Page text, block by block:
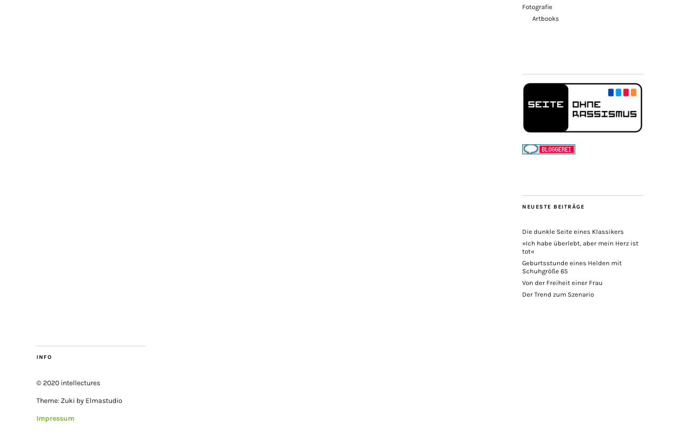
Fotografie
Artbooks
NEUESTE BEITRÄGE
Die dunkle Seite eines Klassikers
»Ich habe überlebt, aber mein Herz ist
tot«
Geburtsstunde eines Helden mit
Schuhgröße 65
Von der Freiheit einer Frau
Der Trend zum Szenario
INFO
© 2020 intellectures
Theme: Zuki by Elmastudio
Impressum